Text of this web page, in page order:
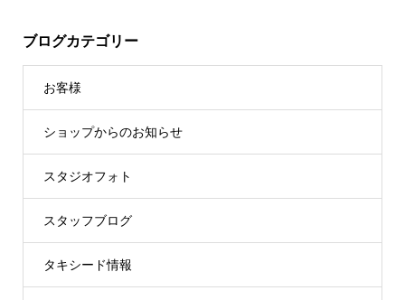
ブログカテゴリー
お客様
ショップからのお知らせ
スタジオフォト
スタッフブログ
タキシード情報